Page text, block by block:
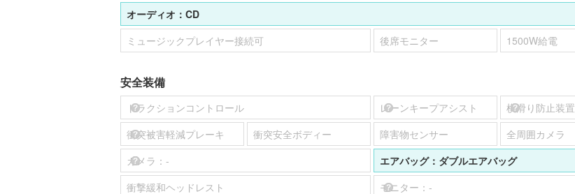
オーディオ： CD
ミュージックプレイヤー接続可
後席モニター 1500W給電
安全装備
トラクションコントロール レーンキープアシスト
横滑り防止装置
衝突被害軽減プレーキ
衝突安全ボディー 障害物センサー
全周囲カメラ
カメラ： - エアバッグ： ダブルエアバッグ
衝撃緩和ヘッドレスト
モニター： -